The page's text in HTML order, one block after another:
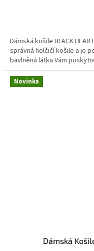
Dámská košile BLACK
správná holčičí košile a je
bavlněná látka Vám
Novinka
Dámská